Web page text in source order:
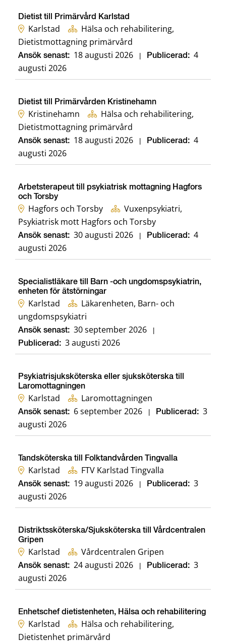
Dietist till Primärvård Karlstad
Karlstad
Hälsa och rehabilitering,
Dietistmottagning primärvård
Ansök senast: 18 augusti 2026 Publicerad: 4
augusti 2026
Dietist till Primärvården Kristinehamn
Kristinehamn
Hälsa och rehabilitering,
Dietistmottagning primärvård
Ansök senast: 18 augusti 2026 Publicerad: 4
augusti 2026
Arbetsterapeut till psykiatrisk mottagning Hagfors
och Torsby
Hagfors och Torsby
Vuxenpsykiatri,
Psykiatrisk mott Hagfors och Torsby
Ansök senast: 30 augusti 2026 Publicerad: 4
augusti 2026
Specialistläkare till Barn -och ungdomspsykiatrin,
enheten för ätstörningar
Karlstad
Läkarenheten, Barn- och
ungdomspsykiatri
Ansök senast: 30 september 2026
Publicerad: 3 augusti 2026
Psykiatrisjuksköterska eller sjuksköterska till
Laromottagningen
Karlstad Laromottagningen
Ansök senast: 6 september 2026 Publicerad: 3
augusti 2026
Tandsköterska till Folktandvården Tingvalla
Karlstad FTV Karlstad Tingvalla
Ansök senast: 19 augusti 2026 Publicerad: 3
augusti 2026
Distriktssköterska/Sjuksköterska till Vårdcentralen
Gripen
Karlstad Vårdcentralen Gripen
Ansök senast: 24 augusti 2026 Publicerad: 3
augusti 2026
Enhetschef dietistenheten, Hälsa och rehabilitering
Karlstad
Hälsa och rehabilitering,
Dietistenhet primärvård